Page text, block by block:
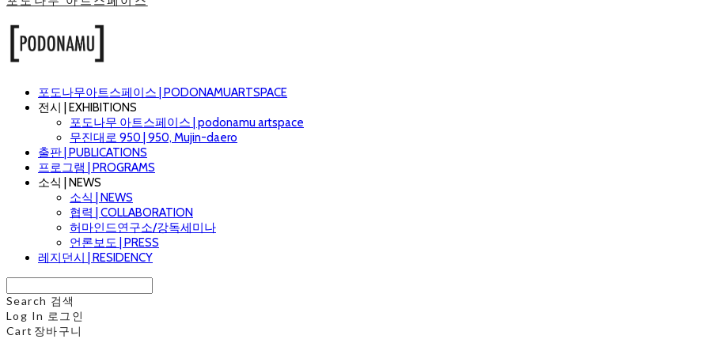
포도나무아트스페이스 | PODONAMUARTSPACE
전시 | EXHIBITIONS
포도나무 아트스페이스 | podonamu artspace
무진대로 950 | 950, Mujin-daero
출판 | PUBLICATIONS
프로그램 | PROGRAMS
소식 | NEWS
소식 | NEWS
협력 | COLLABORATION
허마인드연구소/강독세미나
언론보도 | PRESS
레지던시 | RESIDENCY
Search 검색
Log In 로그인
Cart 장바구니